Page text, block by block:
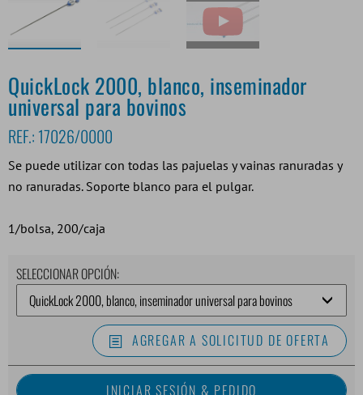
QuickLock 2000, blanco, inseminador
universal para bovinos
REF.: 17026/0000
Se puede utilizar con todas las pajuelas y vainas ranuradas y
no ranuradas. Soporte blanco para el pulgar.
1/bolsa, 200/caja
SELECCIONAR OPCIÓN:
AGREGAR A SOLICITUD DE OFERTA